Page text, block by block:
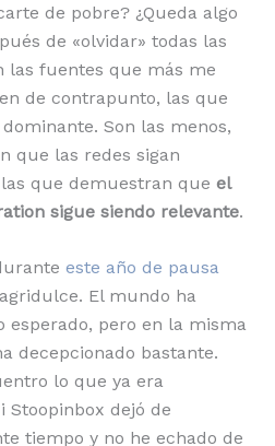
de pobre? ¿Queda algo
de «olvidar» todas las
las fuentes que más me
de contrapunto, las que
Son las menos,
que las redes sigan
que demuestran que el
sigue siendo relevante.
este año de pausa
El mundo ha
esperado, pero en la misma
decepcionado bastante.
lo que ya era
Stoopinbox dejó de
tiempo y no he echado de